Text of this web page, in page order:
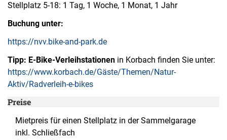
Stellplatz 5-18: 1 Tag, 1 Woche, 1 Monat, 1 Jahr
Buchung unter:
https://nvv.bike-and-park.de
Tipp: E-Bike-Verleihstationen in Korbach finden Sie unter:
https://www.korbach.de/Gäste/Themen/Natur-
Aktiv/Radverleih-e-bikes
Preise
Mietpreis für einen Stellplatz in der Sammelgarage
inkl. Schließfach